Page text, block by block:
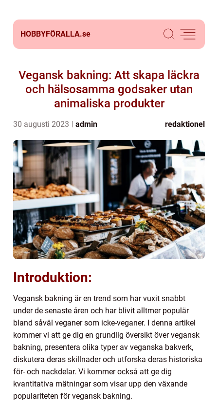
HOBBYFÖRALLA.se
Vegansk bakning: Att skapa läckra
och hälsosamma godsaker utan
animaliska produkter
30 augusti 2023 admin redaktionel
Introduktion:
Vegansk bakning är en trend som har vuxit snabbt
under de senaste åren och har blivit alltmer populär
bland såväl veganer som icke-veganer. I denna artikel
kommer vi att ge dig en grundlig översikt över vegansk
bakning, presentera olika typer av veganska bakverk,
diskutera deras skillnader och utforska deras historiska
för- och nackdelar. Vi kommer också att ge dig
kvantitativa mätningar som visar upp den växande
populariteten för vegansk bakning.